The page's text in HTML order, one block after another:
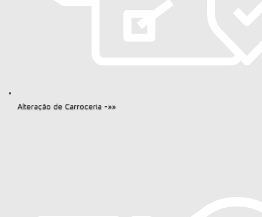
Alteração de Carroceria -»»